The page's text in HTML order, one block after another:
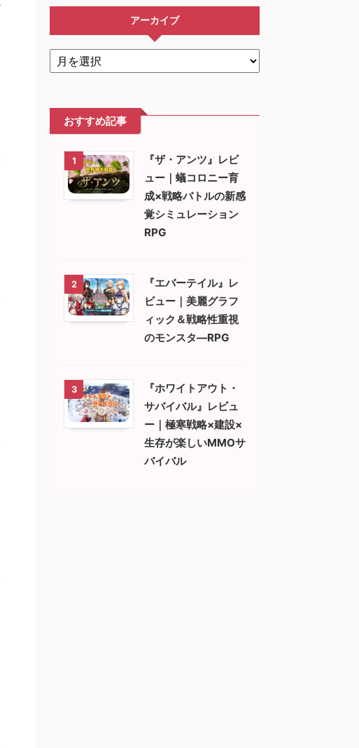
アーカイブ
おすすめ記事
1
『ザ・アンツ』レビ
ュー｜蟻コロニー育
成×戦略バトルの新感
覚シミュレーション
RPG
2
『エバーテイル』レ
ビュー｜美麗グラフ
ィック＆戦略性重視
のモンスタ―RPG
3
『ホワイトアウト・
サバイバル』レビュ
ー｜極寒戦略×建設×
生存が楽しいMMOサ
バイバル